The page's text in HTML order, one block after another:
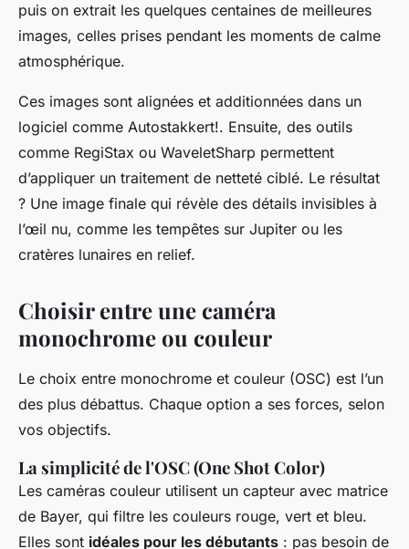
puis on extrait les quelques centaines de meilleures
images, celles prises pendant les moments de calme
atmosphérique.
Ces images sont alignées et additionnées dans un
logiciel comme Autostakkert!. Ensuite, des outils
comme RegiStax ou WaveletSharp permettent
d’appliquer un traitement de netteté ciblé. Le résultat
? Une image finale qui révèle des détails invisibles à
l’œil nu, comme les tempêtes sur Jupiter ou les
cratères lunaires en relief.
Choisir entre une caméra
monochrome ou couleur
Le choix entre monochrome et couleur (OSC) est l’un
des plus débattus. Chaque option a ses forces, selon
vos objectifs.
La simplicité de l'OSC (One Shot Color)
Les caméras couleur utilisent un capteur avec matrice
de Bayer, qui filtre les couleurs rouge, vert et bleu.
Elles sont idéales pour les débutants : pas besoin de